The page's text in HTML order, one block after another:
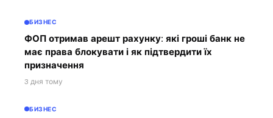
БИЗНЕС
ФОП отримав арешт рахунку: які гроші банк не
має права блокувати і як підтвердити їх
призначення
3 дня тому
БИЗНЕС